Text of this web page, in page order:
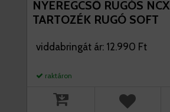
NYEREGCSŐ RUGÓS NCX
TARTOZÉK RUGÓ SOFT
viddabringát ár: 12.990 Ft
raktáron